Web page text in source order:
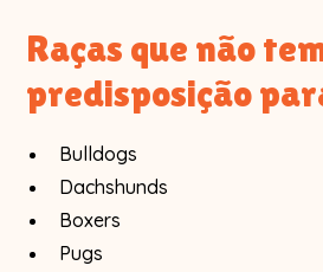
Raças que não
predisposição
Bulldogs
Dachshunds
Boxers
Pugs